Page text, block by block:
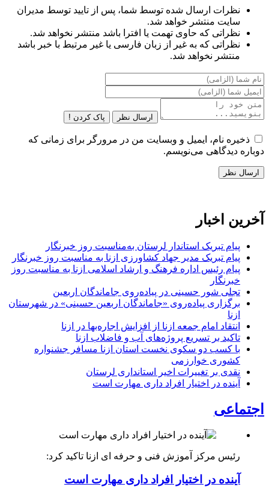
نظرات ارسال شده توسط شما، پس از تایید توسط مدیران
سایت منتشر خواهد شد.
نظراتی که حاوی تهمت یا افترا باشد منتشر نخواهد شد.
نظراتی که به غیر از زبان فارسی یا غیر مرتبط با خبر باشد
منتشر نخواهد شد.
ارسال نظر پاک کردن !
ذخیره نام، ایمیل و وبسایت من در مرورگر برای زمانی که
دوباره دیدگاهی می‌نویسم.
آخرین اخبار
پیام تبریک استاندار لرستان به‌مناسبت روز خبرنگار
پیام تبریک مدیر جهاد کشاورزی ازنا به مناسبت روز خبرنگار
پیام رئیس اداره فرهنگ و ارشاد اسلامی ازنا به مناسبت روز
خبرنگار
تجلی شور حسینی در پیاده‌روی جاماندگان اربعین
برگزاری پیاده‌روی «جاماندگان اربعین حسینی» در شهرستان
ازنا
انتقاد امام جمعه ازنا از افزایش اجاره‌بها در ازنا
تاکید بر تسریع پروژه‌های آب و فاضلاب ازنا
با کسب دو سکوی نخست استان ازنا مسافر جشنواره
کشوری خوارزمی
نقدی بر تغییرات اخیر استانداری لرستان
آینده در اختیار افراد داری مهارت است
اجتماعی
رئیس مرکز آموزش فنی و حرفه ای ازنا تاکید کرد:
آینده در اختیار افراد داری مهارت است